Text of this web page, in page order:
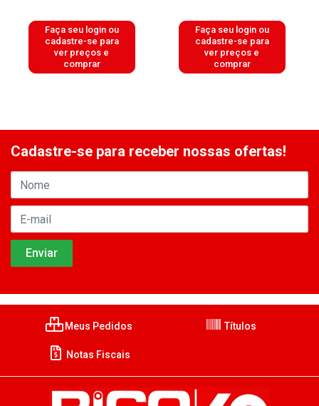
Faça seu login ou
cadastre-se para
ver preços e
comprar
Faça seu login ou
cadastre-se para
ver preços e
comprar
Cadastre-se para receber nossas ofertas!
Meus Pedidos Títulos
Notas Fiscais